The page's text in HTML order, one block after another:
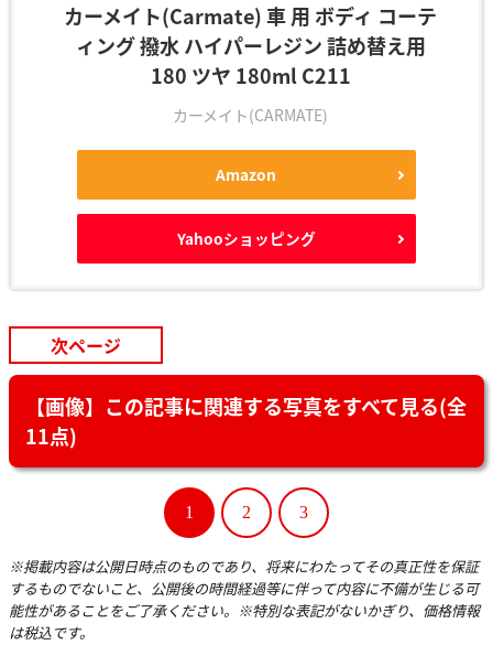
カーメイト(Carmate) 車 用 ボディ コーテ
ィング 撥水 ハイパーレジン 詰め替え用
180 ツヤ 180ml C211
カーメイト(CARMATE)
Amazon
Yahooショッピング
次ページ
【画像】この記事に関連する写真をすべて見る(全
11点)
1 2 3
※掲載内容は公開日時点のものであり、将来にわたってその真正性を保証
するものでないこと、公開後の時間経過等に伴って内容に不備が生じる可
能性があることをご了承ください。※特別な表記がないかぎり、価格情報
は税込です。